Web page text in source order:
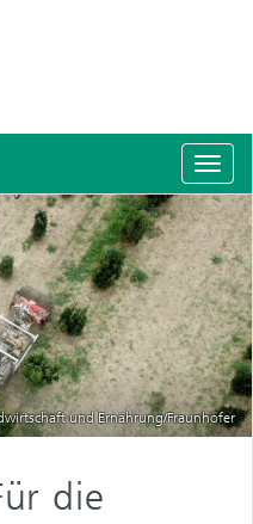
und Ernährung/Fraunhofer
die